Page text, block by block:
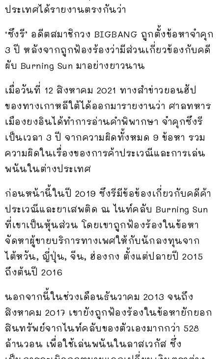
ประเทศได้รายงานตรงกันว่า
‘ซึงรี’ อดีตสมาชิกวง BIGBANG ถูกตั้งข้อหาจำคุก
3 ปี หลังจากถูกฟ้องร้องว่ามีส่วนเกี่ยวข้องกับคดี
ผับ Burning Sun มาอย่างยาวนาน
เมื่อวันที่ 12 สิงหาคม 2021 ทางสำข่าวยอนฮัป
ของทางเกาหลีใต้ได้ออกมารายงานว่า ศาลทหาร
เมืองยงอินได้ทำการอ่านคำพิพากษา จำคุกซึงรี
เป็นเวลา 3 ปี จากความผิดทั้งหมด 9 ข้อหา รวม
ความผิดในเรื่องของการค้าประเวณีและการเล่น
พนันในต่างประเทศ
ก่อนหน้านี้ในปี 2019 ซึงรีมีข้อข้องเกี่ยวกับคดีค้า
ประเวณีและยาเสพติด ณ ไนท์คลับ Burning Sun
ที่เขาเป็นหุ้นส่วน โดยเขาถูกฟ้องร้องในข้อหา
จัดหาผู้ขายบริการทางเพศให้กับนักลงทุนจาก
ไต้หวัน, ญี่ปุ่น, จีน, ฮ่องกง ตั้งแต่ปลายปี 2015
ถึงต้นปี 2016
นอกจากนี้ในช่วงเดือนธันวาคม 2013 จนถึง
สิงหาคม 2017 เขายังถูกฟ้องร้องในข้อหายักยอก
สินทรัพย์จากไนท์คลับของตัวเองมากกว่า 528
ล้านวอน เพื่อใช้เล่นพนันในลาสเวกัส ซึ่ง